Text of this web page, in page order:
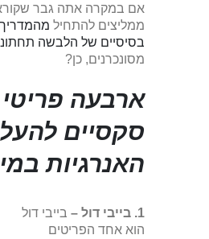
אם במקרה אתה גבר שקורא
ממליצים להתחיל
בסיסיים של הלבשה
מסונכרנים, כן?
ארבעה
סקסיים
האנרגיות
1. בייבי דול –
בייבי דול
הוא אחד הפריטים